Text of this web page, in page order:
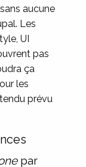
aucune
Les
UI
pas
ça
les
prévu
par